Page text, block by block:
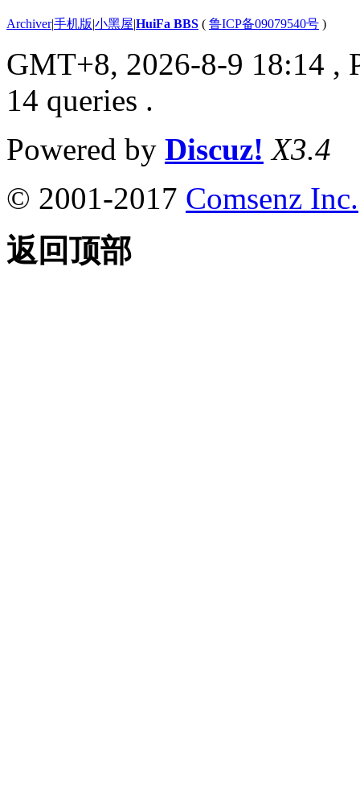
Archiver|手机版|小黑屋|HuiFa BBS ( 鲁ICP备09079540号 )
GMT+8, 2026-8-9 18:14 ,
14 queries .
Powered by Discuz! X3.4
© 2001-2017 Comsenz Inc.
返回顶部